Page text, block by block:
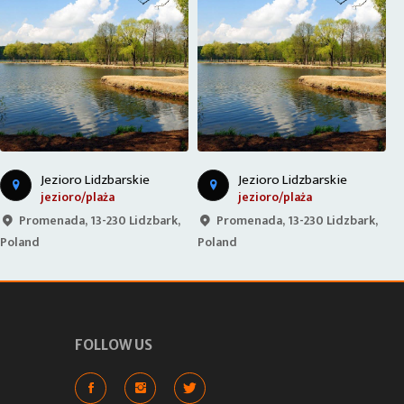
Jezioro Lidzbarskie
jezioro/plaża
Promenada, 13-230 Lidzbark,
Poland
Jezioro Lidzbarskie
jezioro/plaża
Promenada, 13-230 Lidzbark,
Poland
FOLLOW US